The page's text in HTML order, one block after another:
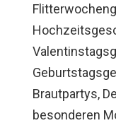
Brautpartys,
besonderen